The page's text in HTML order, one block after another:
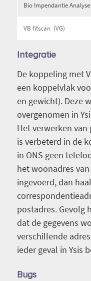
Bio Impendantie Analyse
VB fitscan (VG)
Integratie
De koppeling met
een koppelvlak
en gewicht). Deze
overgenomen in
Het verwerken
is verbeterd in de
in ONS geen
het woonadres
ingevoerd, dan
postadres. Gevolg
dat de gegevens
verschillende
ieder geval in Ysis
Bugs